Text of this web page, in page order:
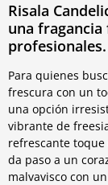
Risala
una
profesionales.
Para quienes
frescura con un
una opción
vibrante de
refrescante
da paso a un
malvavisco con